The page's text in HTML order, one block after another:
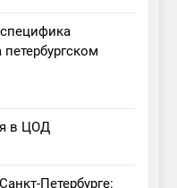
специфика
в ЦОД
Петербурге: